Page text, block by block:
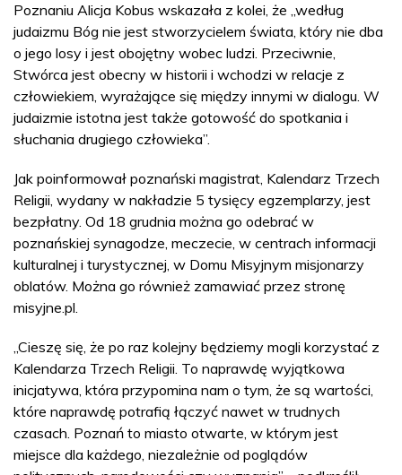
Poznaniu Alicja Kobus wskazała z kolei, że „według
judaizmu Bóg nie jest stworzycielem świata, który nie dba
o jego losy i jest obojętny wobec ludzi. Przeciwnie,
Stwórca jest obecny w historii i wchodzi w relacje z
człowiekiem, wyrażające się między innymi w dialogu. W
judaizmie istotna jest także gotowość do spotkania i
słuchania drugiego człowieka”.
Jak poinformował poznański magistrat, Kalendarz Trzech
Religii, wydany w nakładzie 5 tysięcy egzemplarzy, jest
bezpłatny. Od 18 grudnia można go odebrać w
poznańskiej synagodze, meczecie, w centrach informacji
kulturalnej i turystycznej, w Domu Misyjnym misjonarzy
oblatów. Można go również zamawiać przez stronę
misyjne.pl.
„Cieszę się, że po raz kolejny będziemy mogli korzystać z
Kalendarza Trzech Religii. To naprawdę wyjątkowa
inicjatywa, która przypomina nam o tym, że są wartości,
które naprawdę potrafią łączyć nawet w trudnych
czasach. Poznań to miasto otwarte, w którym jest
miejsce dla każdego, niezależnie od poglądów